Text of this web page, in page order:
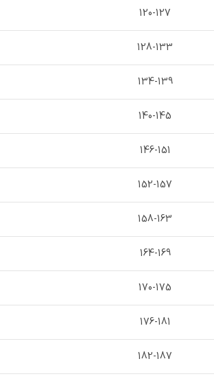
120-127
128-133
134-139
140-145
146-151
152-157
158-163
164-169
170-175
176-181
182-187